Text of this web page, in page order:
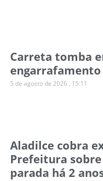
Carreta tomba
5 de agosto de 2026 15:11
Aladilce cobra
Prefeitura
parada há 2